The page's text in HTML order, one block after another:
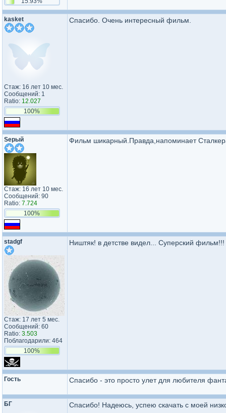
kasket
Стаж: 16 лет 10 мес.
Сообщений: 1
Ratio: 12.027
100%
Спасибо. Очень интересный фильм.
Sерый
Стаж: 16 лет 10 мес.
Сообщений: 90
Ratio: 7.724
100%
Фильм шикарный.Правда,напоминает
stadgf
Стаж: 17 лет 5 мес.
Сообщений: 60
Ratio: 3.503
Поблагодарили: 464
100%
Ништяк! в детстве видел... Суперский фильм!!!
Гость Спасибо - это просто улет для любителя
БГ Спасибо! Надеюсь, успею скачать с моей